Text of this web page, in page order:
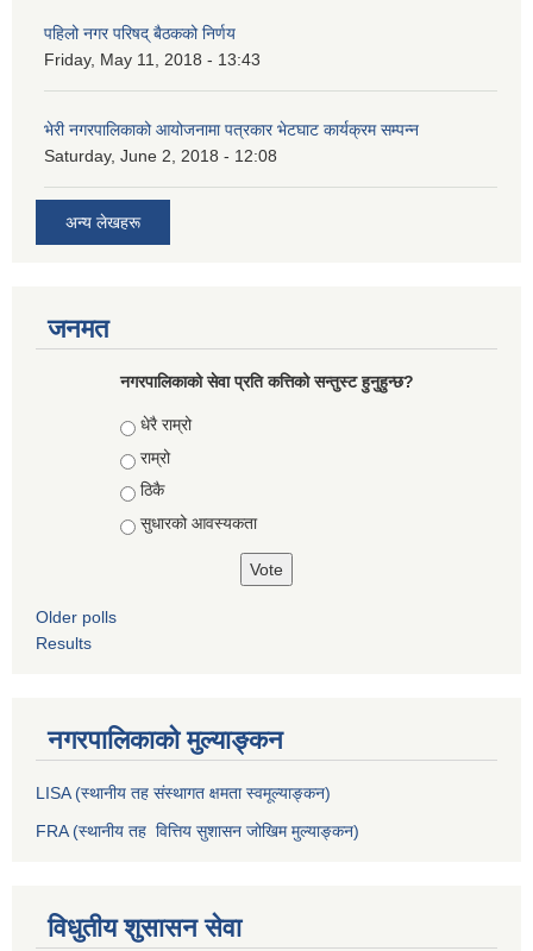
पहिलो नगर परिषद् बैठकको निर्णय
Friday, May 11, 2018 - 13:43
भेरी नगरपालिकाको आयोजनामा पत्रकार भेटघाट कार्यक्रम सम्पन्न
Saturday, June 2, 2018 - 12:08
अन्य लेखहरू
जनमत
नगरपालिकाको सेवा प्रति कत्तिको सन्तुस्ट हुनुहुन्छ?
Choices
धेरै राम्रो
राम्रो
ठिकै
सुधारको आवस्यकता
Older polls
Results
नगरपालिकाको मुल्याङ्कन
LISA (स्थानीय तह संस्थागत क्षमता स्वमूल्याङ्कन)
FRA (स्थानीय तह वित्तिय सुशासन जोखिम मुल्याङ्कन)
विधुतीय शुसासन सेवा